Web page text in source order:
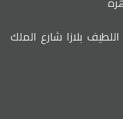
عبد اللطيف بلازا شارع الملك